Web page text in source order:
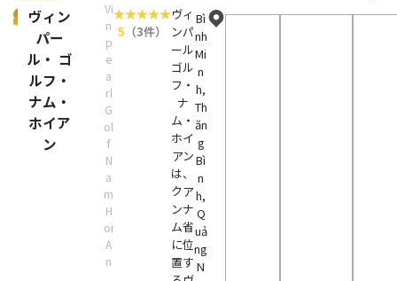
ヴィン
パー
ル・ ゴ
ルフ・
ナム・
ホイア
ン
Vi
n
p
e
a
rl
G
ol
f
N
a
m
H
oi
A
n
5 （3件）
ヴィ
ンパ
ール
ゴル
フ・
ナ
ム・
ホイ
アン
は、
クア
ンナ
ム省
に位
置す
Bì
nh
Mi
n
h,
Th
ăn
g
Bì
n
h,
Q
uả
ng
N